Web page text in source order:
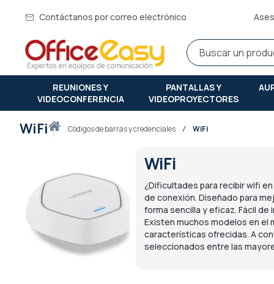
Contáctanos por correo electrónico
REUNIONES Y
VIDEOCONFERENCIA
PANTALLAS Y
VIDEOPROYECTORES
Iniciocódigos de barras y credenciales WiFi
WiFi
WiFi
¿Dificultades para recibir wifi
de conexión. Diseñado para
forma sencilla y eficaz. Fácil
Existen muchos modelos en el
características ofrecidas. A
seleccionados entre las